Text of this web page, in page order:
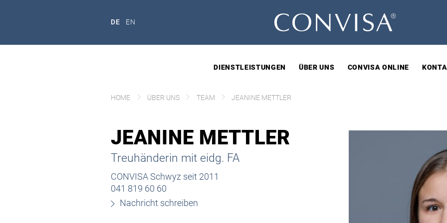
DE EN
DIENSTLEISTUNGEN ÜBER UNS CONVISA ONLINE
HOME ÜBER UNS TEAM JEANINE METTLER
JEANINE METTLER
Treuhänderin mit eidg. FA
CONVISA Schwyz seit 2011
041 819 60 60
Nachricht schreiben